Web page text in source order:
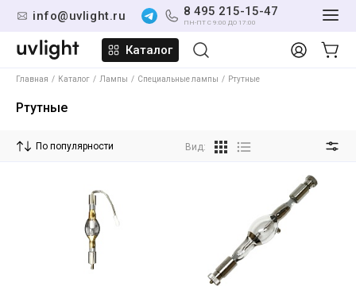
info@uvlight.ru 8 495 215-15-47
ПН-ПТ С 9:00 ДО 17:00
Каталог
Главная Каталог Лампы Специальные лампы Ртутные
Ртутные
По популярности Вид: